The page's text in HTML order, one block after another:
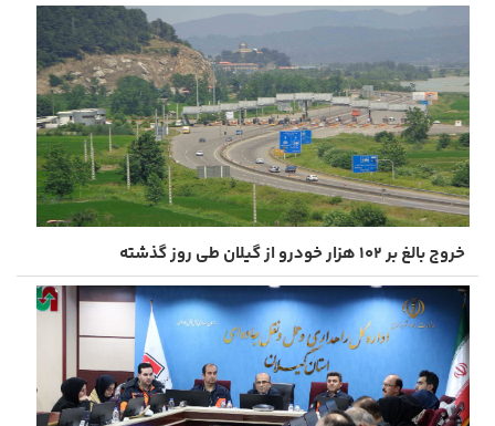
خروج بالغ بر ۱۰۲ هزار خودرو از گیلان طی روز گذشته